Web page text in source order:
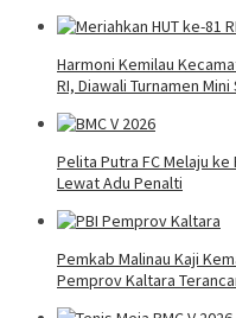
Harmoni Kemilau
RI, Diawali Turnamen
Pelita Putra FC Melaju ke
Lewat Adu Penalti
Pemkab Malinau Kaji
Pemprov Kaltara